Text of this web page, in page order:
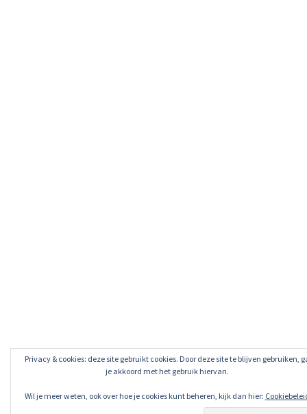
Privacy & cookies: deze site gebruikt cookies. Door deze site te blijven gebruiken,
je akkoord met het gebruik hiervan.
Wil je meer weten, ook over hoe je cookies kunt beheren, kijk dan hier: